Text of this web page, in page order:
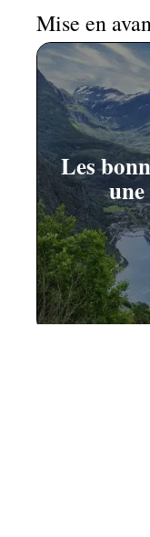
Mise en
Les